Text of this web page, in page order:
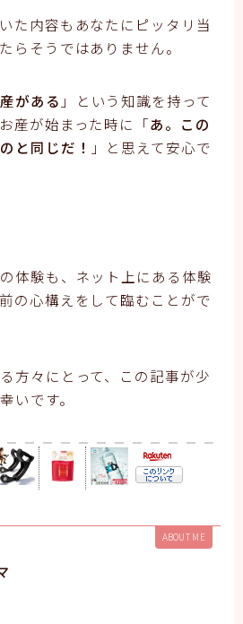
た内容もあなたにピッタリ当
らそうではありません。
がある 」という知識を持って
産が始まった時に「あ。この
と同じだ！ 」と思えて安心で
体験も、ネット上にある体験
の心構えをして臨むことがで
方々にとって、この記事が少
いです。
ABOUT ME